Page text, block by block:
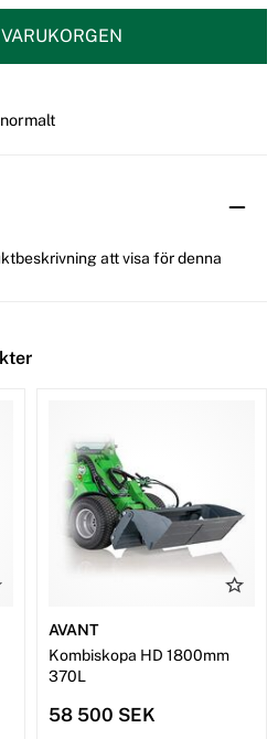
att visa för denna
AVANT
Kombiskopa HD 1800mm
370L
58 500 SEK